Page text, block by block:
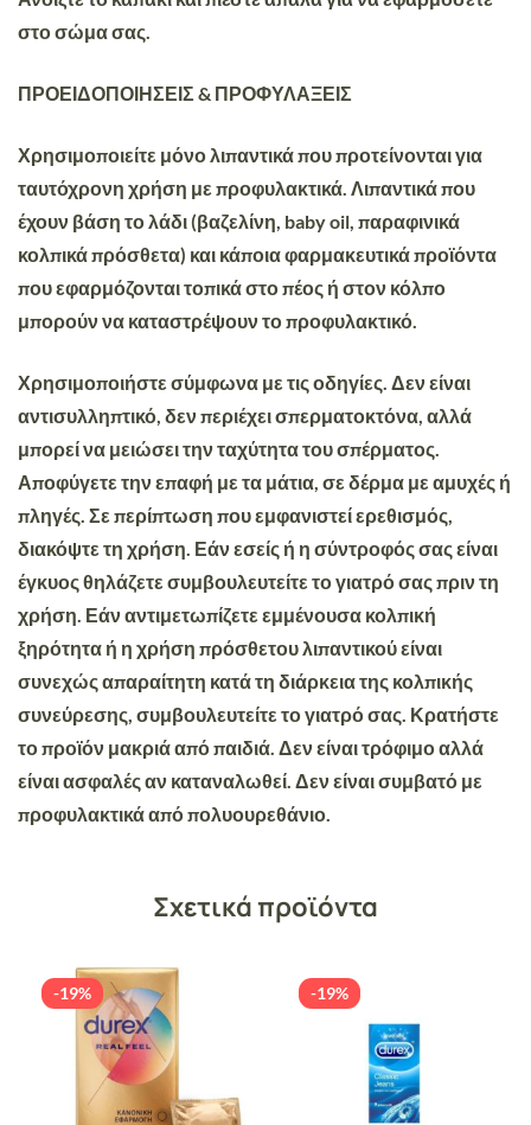
στο σώμα σας.
ΠΡΟΕΙΔΟΠΟΙΗΣΕΙΣ & ΠΡΟΦΥΛΑΞΕΙΣ
Χρησιμοποιείτε μόνο λιπαντικά που προτείνονται για
ταυτόχρονη χρήση με προφυλακτικά. Λιπαντικά που
έχουν βάση το λάδι (βαζελίνη, baby oil, παραφινικά
κολπικά πρόσθετα) και κάποια φαρμακευτικά προϊόντα
που εφαρμόζονται τοπικά στο πέος ή στον κόλπο
μπορούν να καταστρέψουν το προφυλακτικό.
Χρησιμοποιήστε σύμφωνα με τις οδηγίες. Δεν είναι
αντισυλληπτικό, δεν περιέχει σπερματοκτόνα, αλλά
μπορεί να μειώσει την ταχύτητα του σπέρματος.
Αποφύγετε την επαφή με τα μάτια, σε δέρμα με αμυχές ή
πληγές. Σε περίπτωση που εμφανιστεί ερεθισμός,
διακόψτε τη χρήση. Εάν εσείς ή η σύντροφός σας είναι
έγκυος θηλάζετε συμβουλευτείτε το γιατρό σας πριν τη
χρήση. Εάν αντιμετωπίζετε εμμένουσα κολπική
ξηρότητα ή η χρήση πρόσθετου λιπαντικού είναι
συνεχώς απαραίτητη κατά τη διάρκεια της κολπικής
συνεύρεσης, συμβουλευτείτε το γιατρό σας. Κρατήστε
το προϊόν μακριά από παιδιά. Δεν είναι τρόφιμο αλλά
είναι ασφαλές αν καταναλωθεί. Δεν είναι συμβατό με
προφυλακτικά από πολυουρεθάνιο.
Σχετικά προϊόντα
-19% -19%